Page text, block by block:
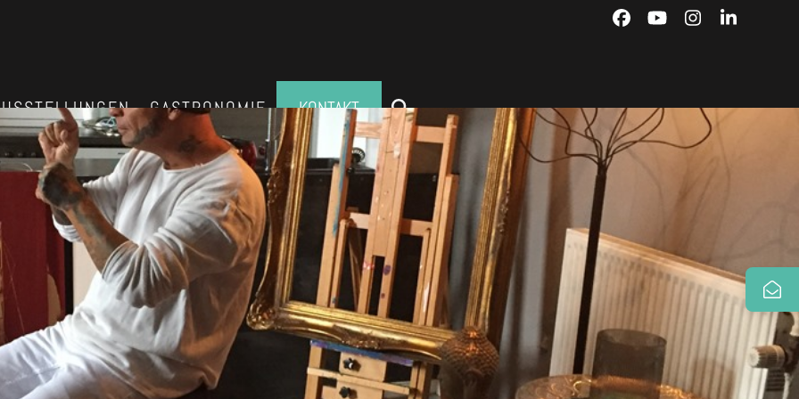
Facebook
YouTubeInstagramLinkedIn
GASTRONOMIE KONTAKT